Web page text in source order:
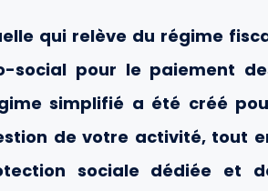
qui relève du régime
social pour le paiement
simplifié a été créé
de votre activité, tout
sociale dédiée et